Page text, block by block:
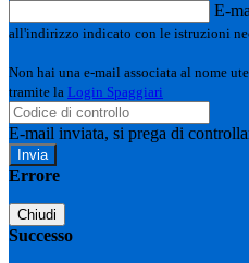
E-
all'indirizzo indicato con le istruzioni
Non hai una e-mail associata al nome
tramite la Login Spaggiari
E-mail inviata, si prega di
Errore
Chiudi
Successo